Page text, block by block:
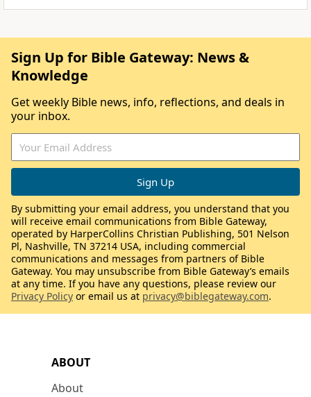
ABOUT
About
Sign Up for Bible Gateway: News &
Knowledge
Get weekly Bible news, info, reflections, and deals in
your inbox.
By submitting your email address, you understand that you
will receive email communications from Bible Gateway,
operated by HarperCollins Christian Publishing, 501 Nelson
Pl, Nashville, TN 37214 USA, including commercial
communications and messages from partners of Bible
Gateway. You may unsubscribe from Bible Gateway’s emails
at any time. If you have any questions, please review our
Privacy Policy or email us at privacy@biblegateway.com.